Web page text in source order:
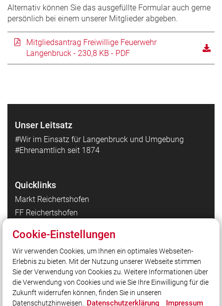
Alternativ können Sie das ausgefüllte Formular auch gerne
persönlich bei einem unserer Mitglieder abgeben.
Mitgliedsantrag Freiwillige Feuerwehr
Langenbruck - 230,8 KB - PDF
Unser Leitsatz
#Wir im Einsatz für Langenbruck und Umgebung
#Ehrenamtlich seit 1874
Quicklinks
Markt Reichertshofen
FF Reichertshofen
FF Winden am Aign
Kreisbrandinspektion Pfaffenhofen a. d. Ilm
Landesfeuerwehrverband Bayern
Integrierte Leitstelle Ingolstadt
Cookie-Einstellungen
Wir verwenden Cookies, um Ihnen ein optimales Webseiten-
Erlebnis zu bieten. Mit der Nutzung unserer Webseite stimmen
Sie der Verwendung von Cookies zu. Weitere Informationen über
die Verwendung von Cookies und wie Sie Ihre Einwilligung für die
Zukunft widerrufen können, finden Sie in unseren
Datenschutzhinweisen. Datenschutzerklärung Impressum